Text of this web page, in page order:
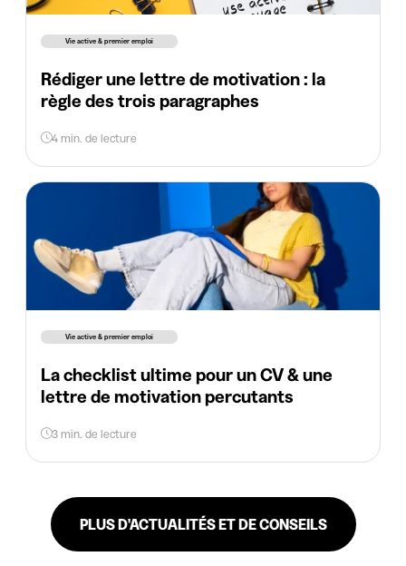
Vie active & premier emploi
Rédiger une lettre de motivation : la
règle des trois paragraphes
4 min. de lecture
Vie active & premier emploi
La checklist ultime pour un CV & une
lettre de motivation percutants
3 min. de lecture
PLUS D'ACTUALITÉS ET DE CONSEILS